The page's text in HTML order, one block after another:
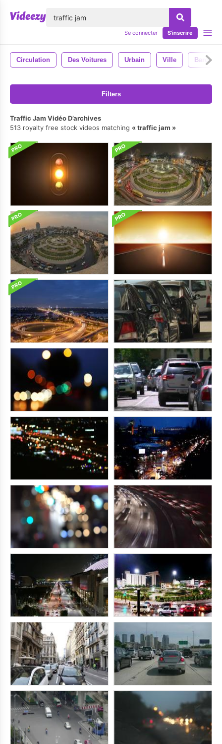
Se connecter S'inscrire
Circulation Des Voitures Urbain Ville
Filters
Traffic Jam Vidéo D’archives
513 royalty free stock videos matching
traffic jam